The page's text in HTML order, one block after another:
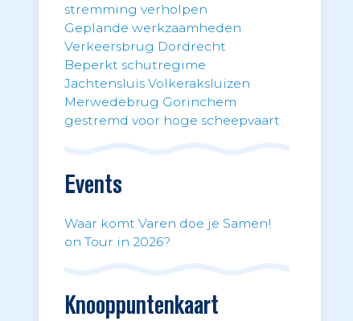
stremming verholpen
Geplande werkzaamheden
Verkeersbrug Dordrecht
Beperkt schutregime
Jachtensluis Volkeraksluizen
Merwedebrug Gorinchem
gestremd voor hoge scheepvaart
Events
Waar komt Varen doe je Samen!
on Tour in 2026?
Knooppuntenkaart